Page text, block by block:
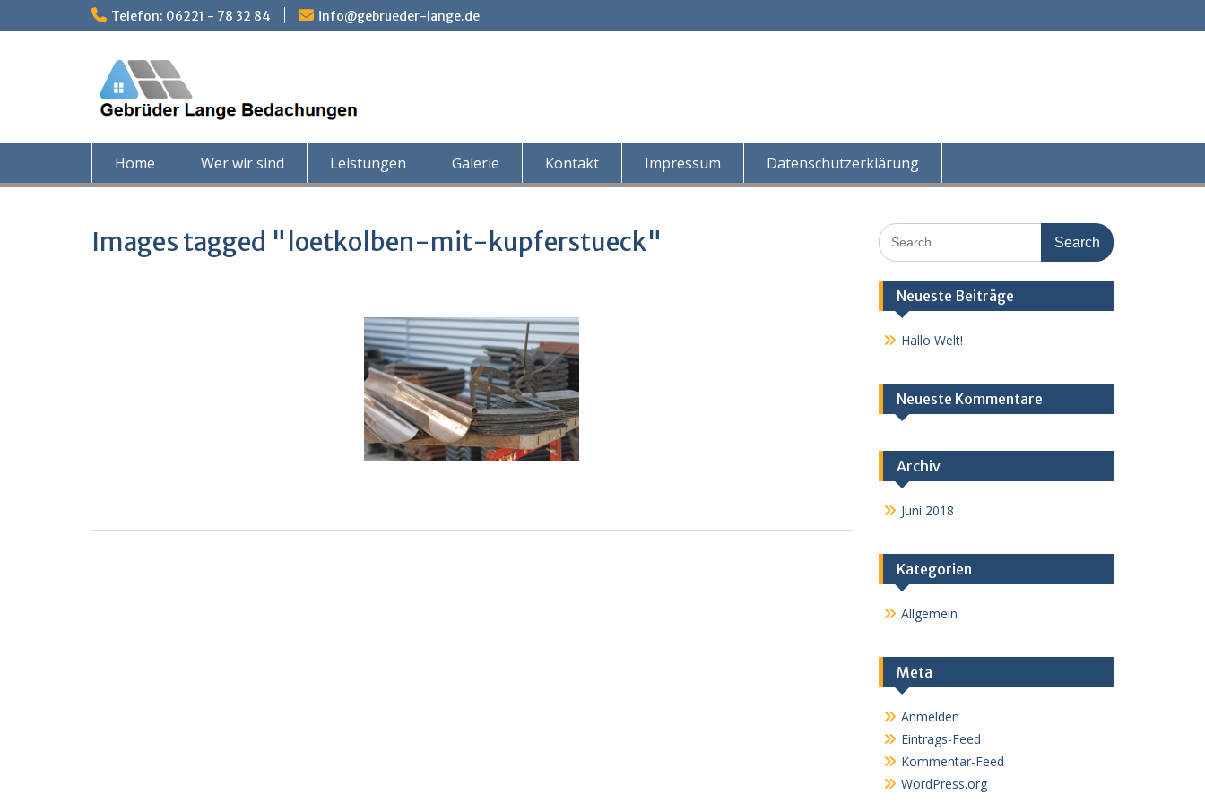
to
Telefon: 06221 - 78 32 84 info@gebrueder-lange.de
Home Wer wir sind Leistungen Galerie Kontakt Impressum Datenschutzerklärung
Images tagged "loetkolben-mit-kupferstueck"
Search
for:
Neueste Beiträge
Hallo Welt!
Neueste Kommentare
Archiv
Juni 2018
Kategorien
Allgemein
Meta
Anmelden
Eintrags-Feed
Kommentar-Feed
WordPress.org